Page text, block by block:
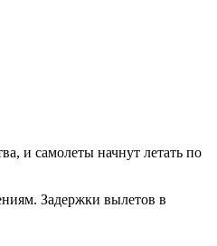
и самолеты начнут летать по
Задержки вылетов в